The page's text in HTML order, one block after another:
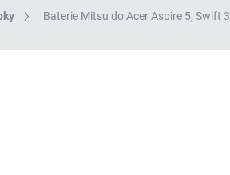
Baterie Mitsu do Acer Aspire 5, Swift 3